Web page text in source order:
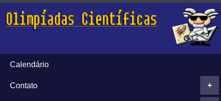
Calendário
+
Contato